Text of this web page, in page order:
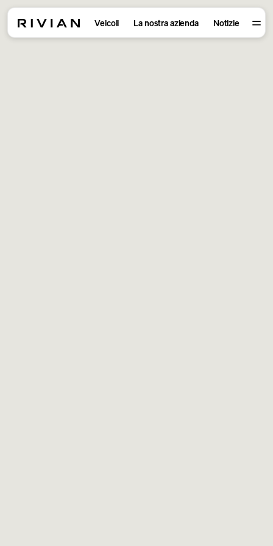
Veicoli La nostra azienda Notizie